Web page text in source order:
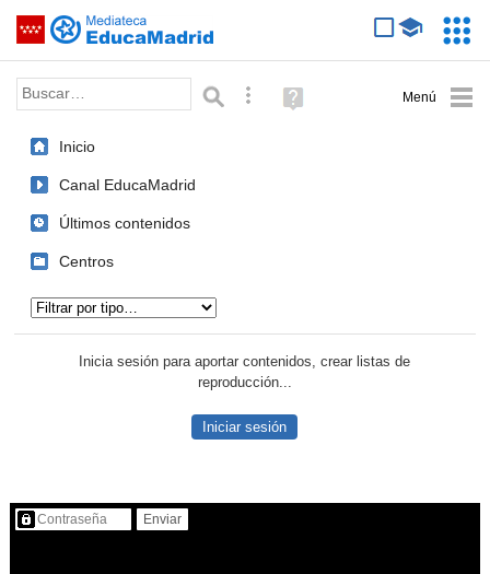
Saltar navegación
Palabra o frase: Búsqueda avanzada
Ayuda
(en
Inicio
Canal EducaMadrid
Últimos contenidos
Centros
Inicia sesión para aportar contenidos, crear listas de
reproducción...
Iniciar sesión
Contenido protegido…